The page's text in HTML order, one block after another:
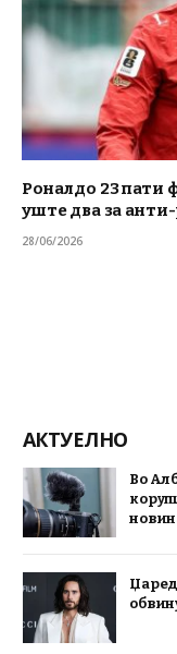
Роналдо 23 пати
уште два за
28/06/2026
АКТУЕЛНО
Во
Џаред